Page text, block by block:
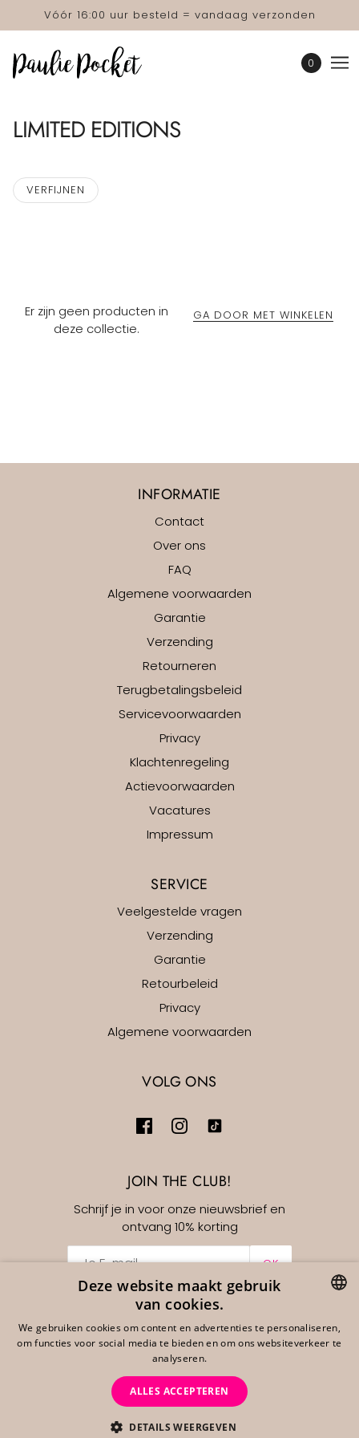
Vóór 16:00 uur besteld = vandaag verzonden
0
LIMITED EDITIONS
VERFIJNEN
Er zijn geen producten in
deze collectie.
GA DOOR MET WINKELEN
INFORMATIE
Contact
Over ons
FAQ
Algemene voorwaarden
Garantie
Verzending
Retourneren
Terugbetalingsbeleid
Servicevoorwaarden
Privacy
Klachtenregeling
Actievoorwaarden
Vacatures
Impressum
SERVICE
Veelgestelde vragen
Verzending
Garantie
Retourbeleid
Privacy
Algemene voorwaarden
VOLG ONS
JOIN THE CLUB!
Schrijf je in voor onze nieuwsbrief en
ontvang 10% korting
OK
Nederlands EUR € DUTCH
Deze website maakt gebruik
van cookies.
We gebruiken cookies om content en advertenties te personaliseren,
om functies voor social media te bieden en om ons websiteverkeer te
analyseren.
ALLES ACCEPTEREN
DETAILS WEERGEVEN